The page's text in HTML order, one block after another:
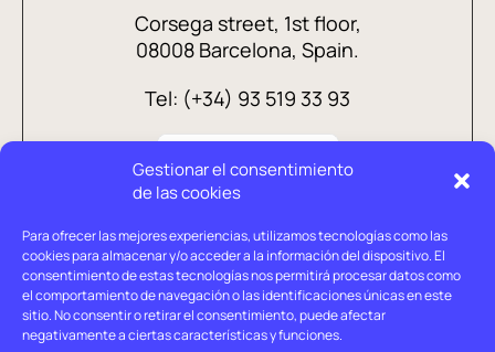
Gestionar el consentimiento
de las cookies
Para ofrecer las mejores experiencias, utilizamos tecnologías como las
cookies para almacenar y/o acceder a la información del dispositivo. El
consentimiento de estas tecnologías nos permitirá procesar datos como
el comportamiento de navegación o las identificaciones únicas en este
sitio. No consentir o retirar el consentimiento, puede afectar
negativamente a ciertas características y funciones.
Corsega street, 1st floor,
08008 Barcelona, Spain.
Tel: (+34) 93 519 33 93
Legal advice